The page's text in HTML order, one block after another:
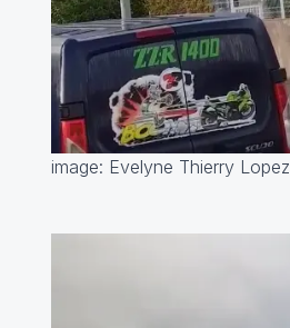
image: Evelyne Thierry Lopez